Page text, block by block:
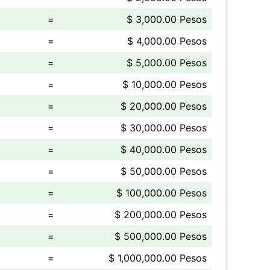
=
$ 3,000.00 Pesos
=
$ 4,000.00 Pesos
=
$ 5,000.00 Pesos
=
$ 10,000.00 Pesos
=
$ 20,000.00 Pesos
=
$ 30,000.00 Pesos
=
$ 40,000.00 Pesos
=
$ 50,000.00 Pesos
=
$ 100,000.00 Pesos
=
$ 200,000.00 Pesos
=
$ 500,000.00 Pesos
=
$ 1,000,000.00 Pesos